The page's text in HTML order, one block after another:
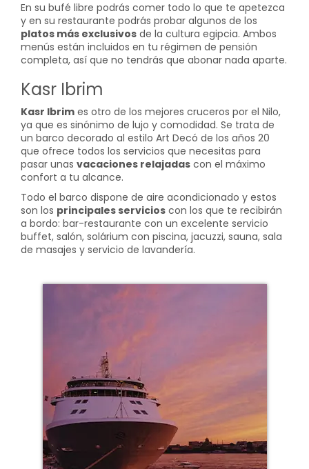
En su bufé libre podrás comer todo lo que te apetezca
y en su restaurante podrás probar algunos de los
platos más exclusivos de la cultura egipcia. Ambos
menús están incluidos en tu régimen de pensión
completa, así que no tendrás que abonar nada aparte.
Kasr Ibrim
Kasr Ibrim es otro de los mejores cruceros por el Nilo,
ya que es sinónimo de lujo y comodidad. Se trata de
un barco decorado al estilo Art Decó de los años 20
que ofrece todos los servicios que necesitas para
pasar unas vacaciones relajadas con el máximo
confort a tu alcance.
Todo el barco dispone de aire acondicionado y estos
son los principales servicios con los que te recibirán
a bordo: bar-restaurante con un excelente servicio
buffet, salón, solárium con piscina, jacuzzi, sauna, sala
de masajes y servicio de lavandería.